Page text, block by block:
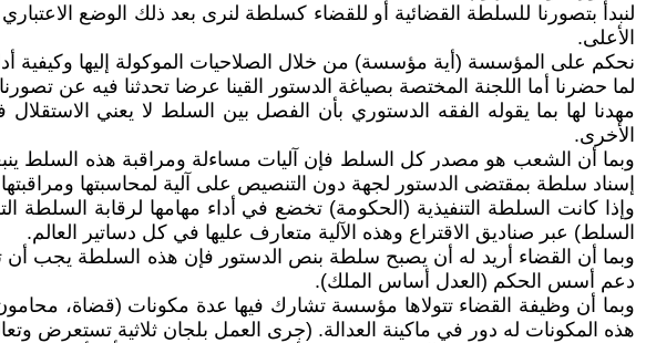
لنبدأ بتصورنا للسلطة القضائية أو للقضاء كسلطة لنرى بعد ذلك الوضع
الأعلى.
نحكم على المؤسسة (أية مؤسسة) من خلال الصلاحيات الموكولة إليها وكيفية
لما حضرنا أما اللجنة المختصة بصياغة الدستور القينا عرضا تحدثنا فيه عن
مهدنا لها بما يقوله الفقه الدستوري بأن الفصل بين السلط لا يعني
الأخرى.
وبما أن الشعب هو مصدر كل السلط فإن آليات مساءلة ومراقبة هذه السلط
إسناد سلطة بمقتضى الدستور لجهة دون التنصيص على آلية لمحاسبتها ومراقبتها
وإذا كانت السلطة التنفيذية (الحكومة) تخضع في أداء مهامها لرقابة
السلط) عبر صناديق الاقتراع وهذه الآلية متعارف عليها في كل دساتير العالم.
وبما أن القضاء أريد له أن يصبح سلطة بنص الدستور فإن هذه السلطة يجب
دعم أسس الحكم (العدل أساس الملك).
وبما أن وظيفة القضاء تتولاها مؤسسة تشارك فيها عدة مكونات (قضاة،
هذه المكونات له دور في ماكينة العدالة. (جرى العمل بلجان ثلاثية تستعرض